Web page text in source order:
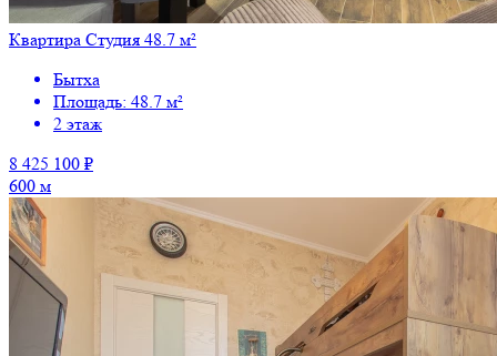
Квартира Студия 48.7 м²
Бытха
Площадь: 48.7 м²
2 этаж
8 425 100 ₽
600 м